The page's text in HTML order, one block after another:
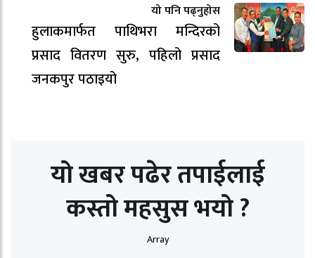
यो पनि पढ्नुहोस
हुलाकमार्फत पाथिभरा मन्दिरको
प्रसाद वितरण सुरु, पहिलो प्रसाद
जनकपुर पठाइयो
यो खबर पढेर तपाईलाई
कस्तो महसुस भयो ?
Array